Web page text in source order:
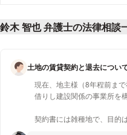
鈴木 智也 弁護士の法律相談
土地の賃貸契約と退去につ
現在、地主様（8年程前ま
借りし建設関係の事業所を
契約書には雑種地で、目的